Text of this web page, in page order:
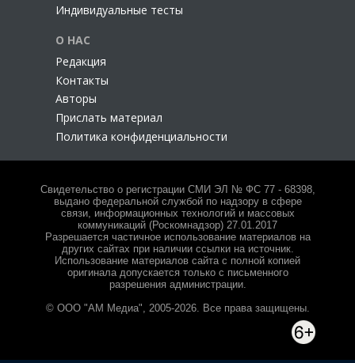
Индивидуальные тесты
О НАС
Редакция
Контакты
Авторы
Прислать материал
Политика конфиденциальности
Свидетельство о регистрации СМИ ЭЛ № ФС 77 - 68398,
выдано федеральной службой по надзору в сфере
связи, информационных технологий и массовых
коммуникаций (Роскомнадзор) 27.01.2017
Разрешается частичное использование материалов на
других сайтах при наличии ссылки на источник.
Использование материалов сайта с полной копией
оригинала допускается только с письменного
разрешения администрации.
© ООО "АМ Медиа", 2005-2026. Все права защищены.